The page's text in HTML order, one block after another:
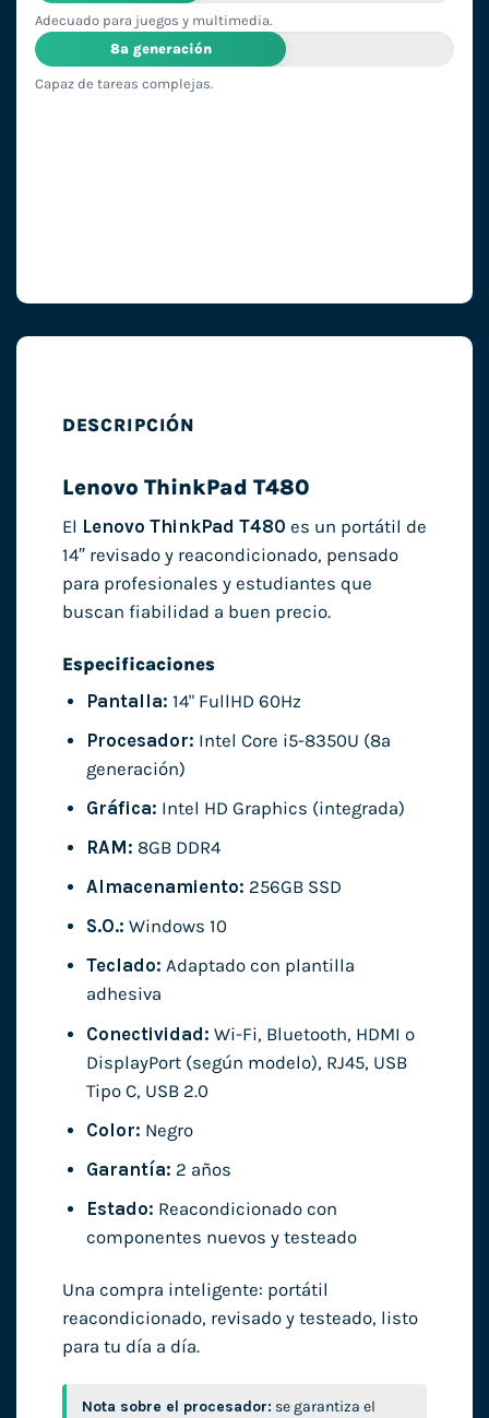
Adecuado para juegos y multimedia.
8ª generación
Capaz de tareas complejas.
DESCRIPCIÓN
Lenovo ThinkPad T480
El Lenovo ThinkPad T480 es un portátil de
14″ revisado y reacondicionado, pensado
para profesionales y estudiantes que
buscan fiabilidad a buen precio.
Especificaciones
Pantalla: 14" FullHD 60Hz
Procesador: Intel Core i5-8350U (8ª
generación)
Gráfica: Intel HD Graphics (integrada)
RAM: 8GB DDR4
Almacenamiento: 256GB SSD
S.O.: Windows 10
Teclado: Adaptado con plantilla
adhesiva
Conectividad: Wi-Fi, Bluetooth, HDMI o
DisplayPort (según modelo), RJ45, USB
Tipo C, USB 2.0
Color: Negro
Garantía: 2 años
Estado: Reacondicionado con
componentes nuevos y testeado
Una compra inteligente: portátil
reacondicionado, revisado y testeado, listo
para tu día a día.
Nota sobre el procesador: se garantiza el